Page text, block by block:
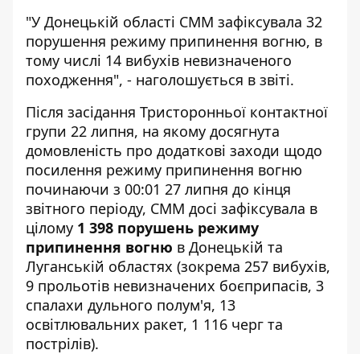
"У Донецькій області СММ зафіксувала 32
порушення режиму припинення вогню, в
тому числі 14 вибухів невизначеного
походження", - наголошується в звіті.
Після засідання Тристоронньої контактної
групи 22 липня, на якому досягнута
домовленість про додаткові заходи щодо
посилення режиму припинення вогню
починаючи з 00:01 27 липня до кінця
звітного періоду, СММ досі зафіксувала в
цілому 1 398 порушень режиму
припинення вогню в Донецькій та
Луганській областях (зокрема 257 вибухів,
9 прольотів невизначених боєприпасів, 3
спалахи дульного полум'я, 13
освітлювальних ракет, 1 116 черг та
пострілів).